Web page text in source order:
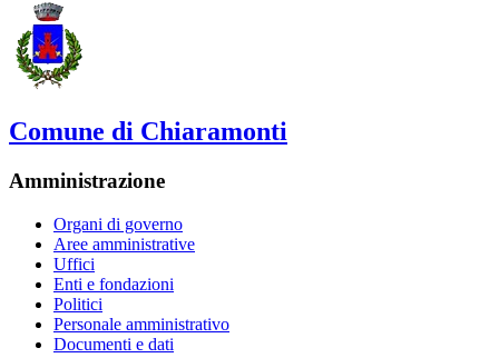
Comune di Chiaramonti
Amministrazione
Organi di governo
Aree amministrative
Uffici
Enti e fondazioni
Politici
Personale amministrativo
Documenti e dati